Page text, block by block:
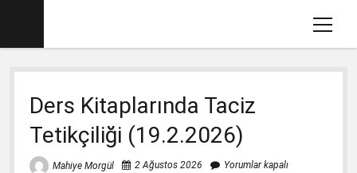
menüyü
Ana sayfa
Mahiye MORGÜL Kimdir
Köşe Yazılarım
Eğitim İle İlgili Videolar
Ders Kitaplarında Taciz
Tetikçiliği (19.2.2026)
Mahiye Morgül 2 Ağustos 2026 Yorumlar kapalı